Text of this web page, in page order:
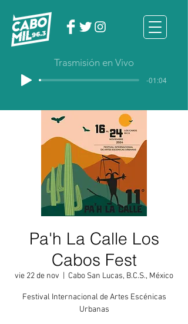
Trasmisión en Vivo
-01:04
Pa'h La Calle Los
Cabos Fest
vie 22 de nov Cabo San Lucas, B.C.S., México
Festival Internacional de Artes Escénicas
Urbanas